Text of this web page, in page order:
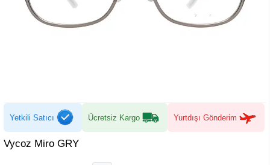
Yetkili Satıcı Ücretsiz Kargo Yurtdışı Gönderim
Vycoz Miro GRY